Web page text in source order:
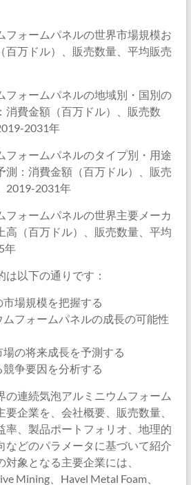
フォームパネルの世界市場規模お
百万ドル）、販売数量、平均販売
フォームパネルの地域別・国別の
消費金額（百万ドル）、販売数
2031年
フォームパネルのタイプ別・用途
測：消費金額（百万ドル）、販売
2019-2031年
フォームパネルの世界主要メーカ
高（百万ドル）、販売数量、平均
年
以下の通りです：
場規模を把握する
フォームパネルの成長の可能性
の将来成長を予測する
争要因を分析する
の連続気泡アルミニウムフォーム
企業を、会社概要、販売数量、
率、製品ポートフォリオ、地理的
などのパラメータに基づいて紹介
象となる主要企業には、
Mining、Havel Metal Foam、